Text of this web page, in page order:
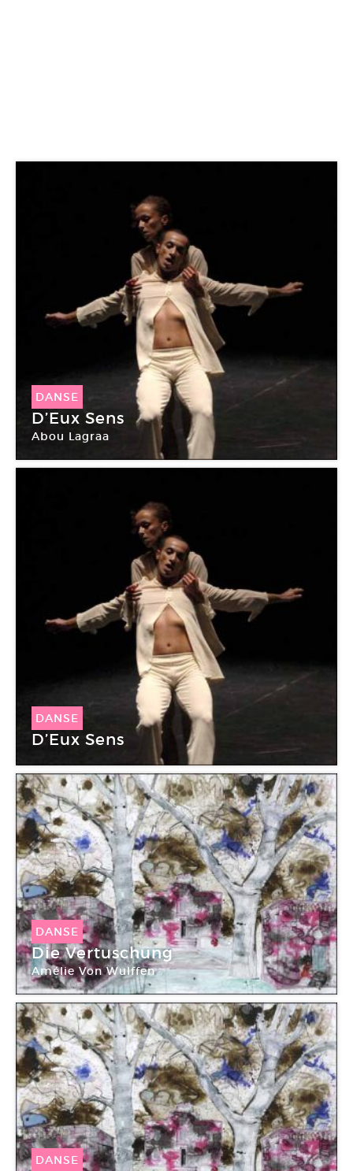
DANSE
D’Eux Sens
Abou Lagraa
DANSE
D’Eux Sens
DANSE
Die Vertuschung
Amélie Von Wulffen
DANSE